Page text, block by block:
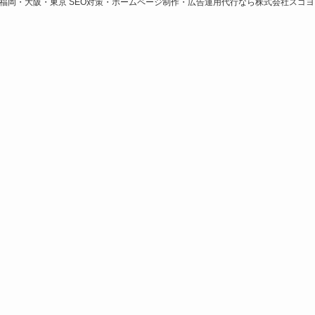
岡・大阪・東京 SEO対策・ホームページ制作・広告運用代行なら株式会社スゴ